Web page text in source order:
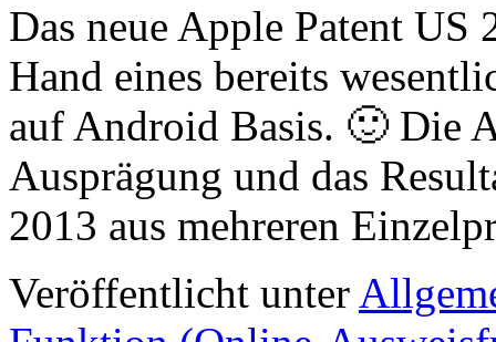
Das neue Apple Patent
Hand eines bereits
auf Android Basis. 🙂 Die
Ausprägung und das
2013 aus mehreren
Veröffentlicht unter